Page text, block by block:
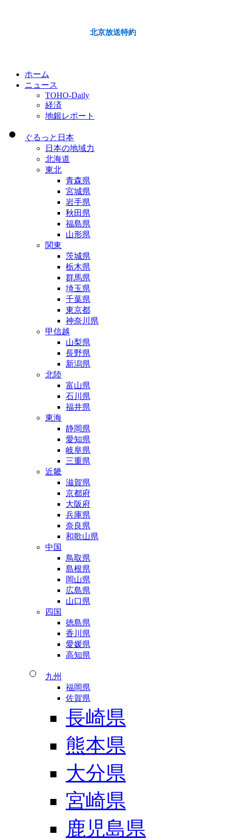
北京放送特約
ホーム
ニュース
TOHO-Daily
経済
地銀レポート
ぐるっと日本
日本の地域力
北海道
東北
青森県
宮城県
岩手県
秋田県
福島県
山形県
関東
茨城県
栃木県
群馬県
埼玉県
千葉県
東京都
神奈川県
甲信越
山梨県
長野県
新潟県
北陸
富山県
石川県
福井県
東海
静岡県
愛知県
岐阜県
三重県
近畿
滋賀県
京都府
大阪府
兵庫県
奈良県
和歌山県
中国
鳥取県
島根県
岡山県
広島県
山口県
四国
徳島県
香川県
愛媛県
高知県
九州
福岡県
佐賀県
長崎県
熊本県
大分県
宮崎県
鹿児島県